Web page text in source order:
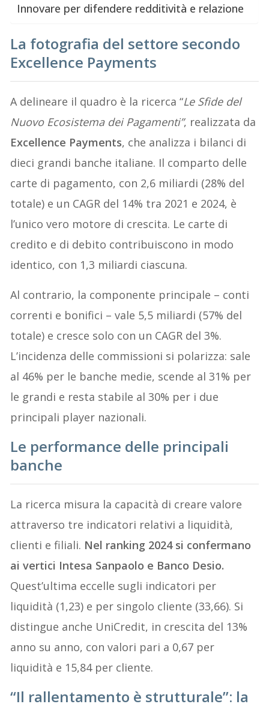
Innovare per difendere redditività e relazione
La fotografia del settore secondo
Excellence Payments
A delineare il quadro è la ricerca “Le Sfide del
Nuovo Ecosistema dei Pagamenti”, realizzata da
Excellence Payments, che analizza i bilanci di
dieci grandi banche italiane. Il comparto delle
carte di pagamento, con 2,6 miliardi (28% del
totale) e un CAGR del 14% tra 2021 e 2024, è
l’unico vero motore di crescita. Le carte di
credito e di debito contribuiscono in modo
identico, con 1,3 miliardi ciascuna.
Al contrario, la componente principale – conti
correnti e bonifici – vale 5,5 miliardi (57% del
totale) e cresce solo con un CAGR del 3%.
L’incidenza delle commissioni si polarizza: sale
al 46% per le banche medie, scende al 31% per
le grandi e resta stabile al 30% per i due
principali player nazionali.
Le performance delle principali
banche
La ricerca misura la capacità di creare valore
attraverso tre indicatori relativi a liquidità,
clienti e filiali. Nel ranking 2024 si confermano
ai vertici Intesa Sanpaolo e Banco Desio.
Quest’ultima eccelle sugli indicatori per
liquidità (1,23) e per singolo cliente (33,66). Si
distingue anche UniCredit, in crescita del 13%
anno su anno, con valori pari a 0,67 per
liquidità e 15,84 per cliente.
“Il rallentamento è strutturale”: la